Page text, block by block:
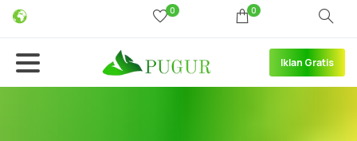
0 0
Iklan Gratis